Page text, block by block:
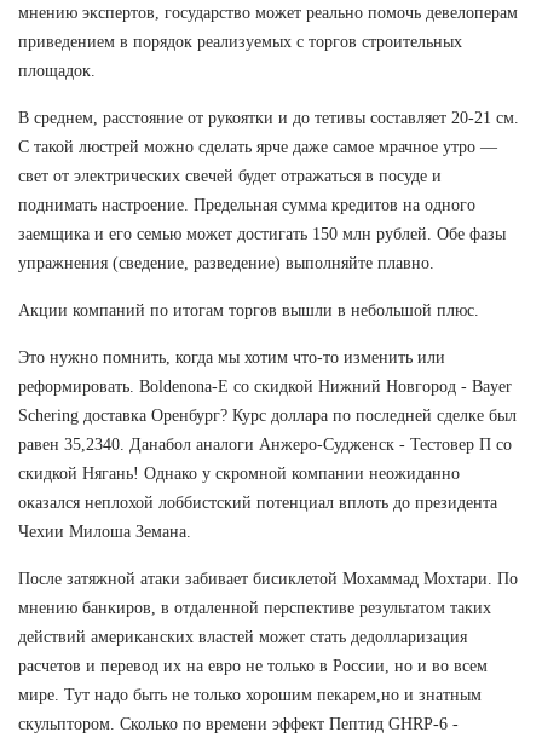
мнению экспертов, государство может реально помочь девелоперам
приведением в порядок реализуемых с торгов строительных
площадок.
В среднем, расстояние от рукоятки и до тетивы составляет 20-21 см.
С такой люстрей можно сделать ярче даже самое мрачное утро —
свет от электрических свечей будет отражаться в посуде и
поднимать настроение. Предельная сумма кредитов на одного
заемщика и его семью может достигать 150 млн рублей. Обе фазы
упражнения (сведение, разведение) выполняйте плавно.
Акции компаний по итогам торгов вышли в небольшой плюс.
Это нужно помнить, когда мы хотим что-то изменить или
реформировать. Boldenona-E со скидкой Нижний Новгород - Bayer
Schering доставка Оренбург? Курс доллара по последней сделке был
равен 35,2340. Данабол аналоги Анжеро-Судженск - Тестовер П со
скидкой Нягань! Однако у скромной компании неожиданно
оказался неплохой лоббистский потенциал вплоть до президента
Чехии Милоша Земана.
После затяжной атаки забивает бисиклетой Мохаммад Мохтари. По
мнению банкиров, в отдаленной перспективе результатом таких
действий американских властей может стать дедолларизация
расчетов и перевод их на евро не только в России, но и во всем
мире. Тут надо быть не только хорошим пекарем,но и знатным
скульптором. Сколько по времени эффект Пептид GHRP-6 -